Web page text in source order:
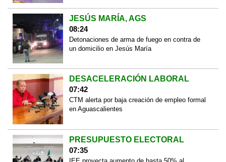
JESÚS MARÍA, AGS
08:24
Detonaciones de arma de fuego en contra de
un domicilio en Jesús María
DESACELERACIÓN LABORAL
07:42
CTM alerta por baja creación de empleo formal
en Aguascalientes
PRESUPUESTO ELECTORAL
07:35